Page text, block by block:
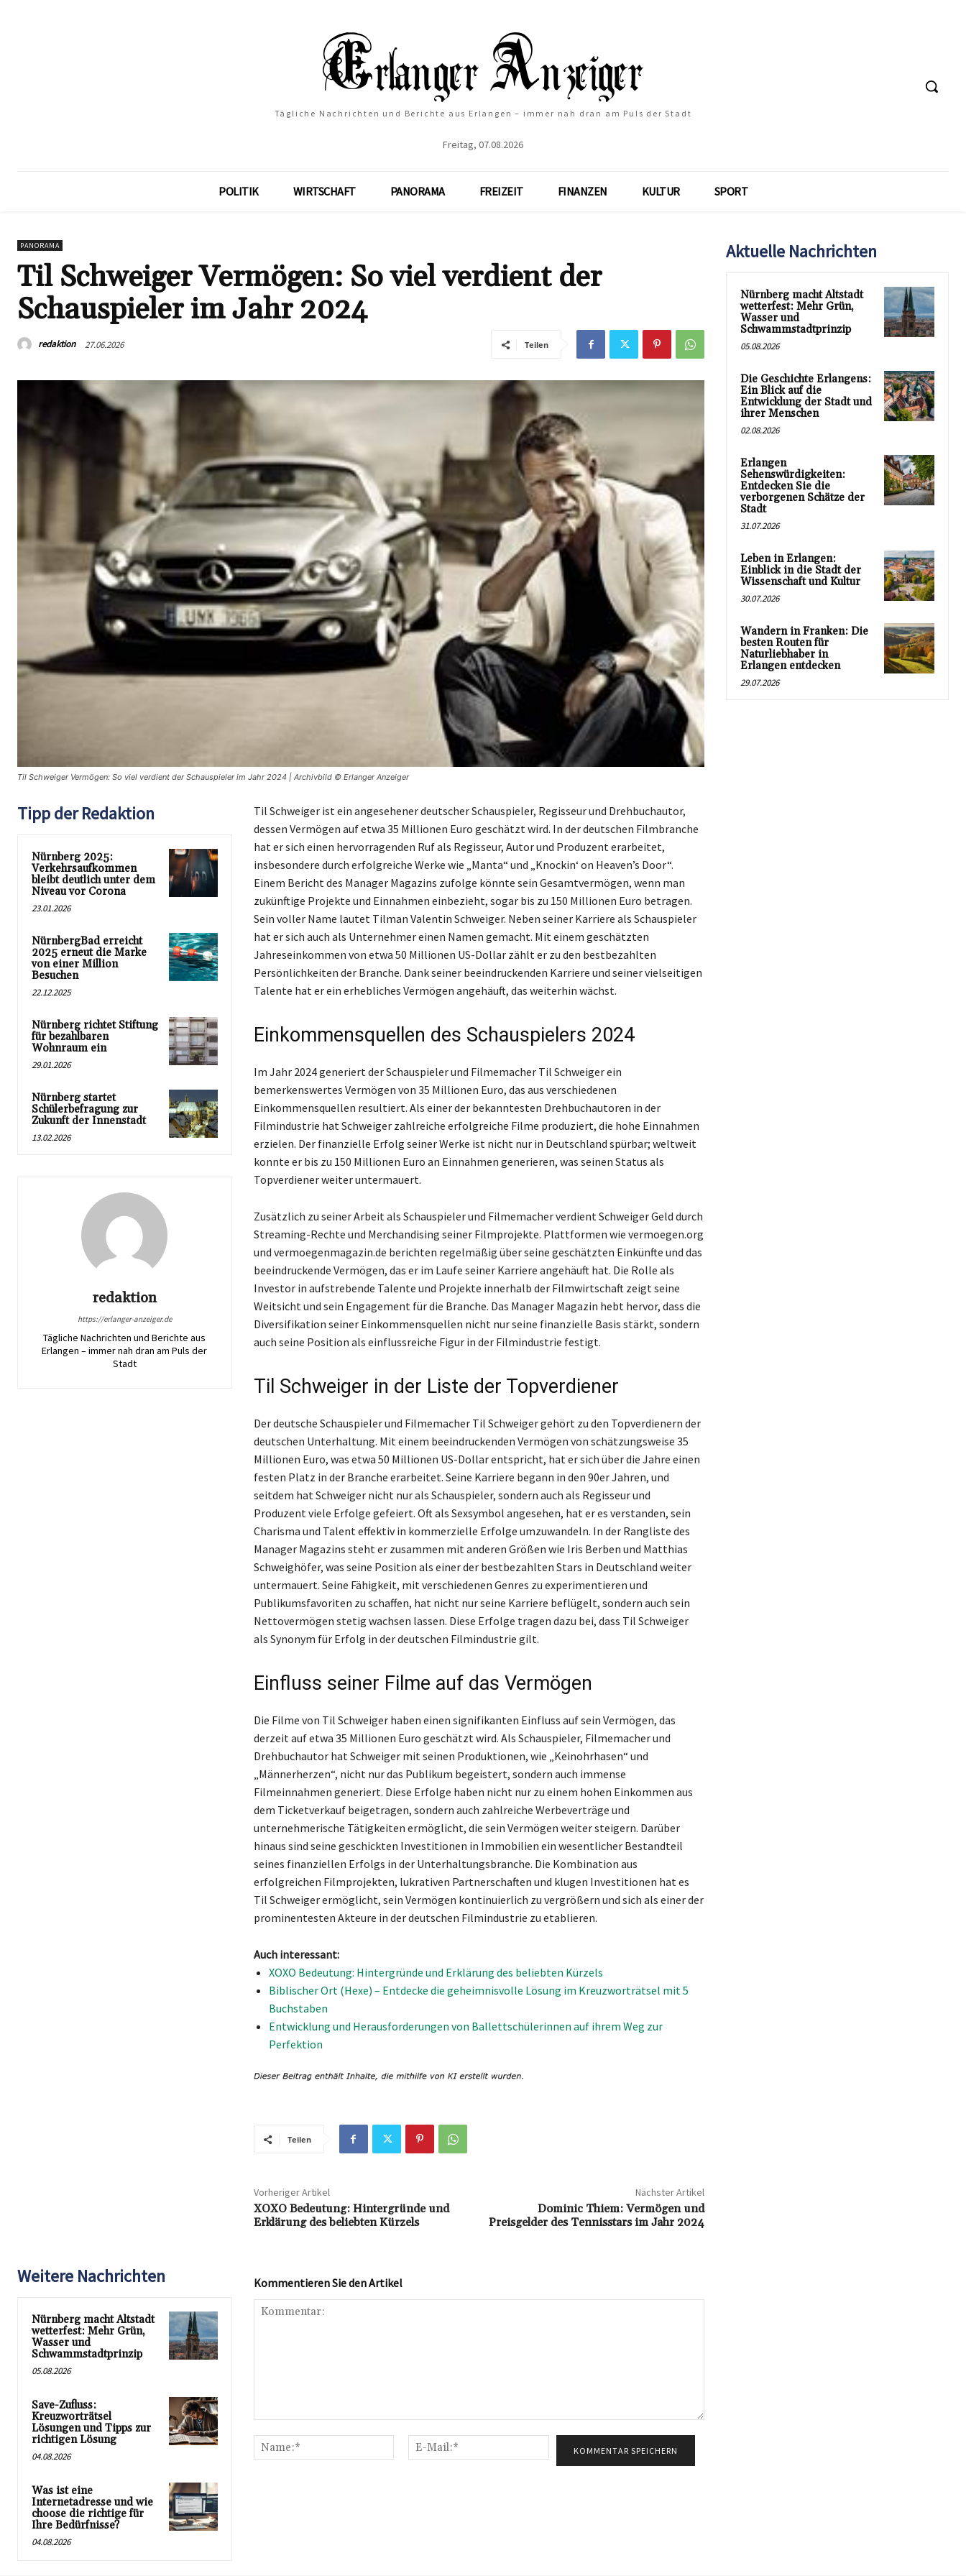
Tägliche Nachrichten und Berichte aus Erlangen – immer nah dran am Puls der Stadt
Freitag, 07.08.2026
POLITIK WIRTSCHAFT PANORAMA FREIZEIT FINANZEN KULTUR SPORT
PANORAMA
Til Schweiger Vermögen: So viel verdient der
Schauspieler im Jahr 2024
redaktion 27.06.2026 Teilen
Til Schweiger Vermögen: So viel verdient der Schauspieler im Jahr 2024 | Archivbild © Erlanger Anzeiger
Tipp der Redaktion
Nürnberg 2025:
Verkehrsaufkommen
bleibt deutlich unter dem
Niveau vor Corona
23.01.2026
NürnbergBad erreicht
2025 erneut die Marke
von einer Million
Besuchen
22.12.2025
Nürnberg richtet Stiftung
für bezahlbaren
Wohnraum ein
29.01.2026
Nürnberg startet
Schülerbefragung zur
Zukunft der Innenstadt
13.02.2026
redaktion
https://erlanger-anzeiger.de
Tägliche Nachrichten und Berichte aus
Erlangen – immer nah dran am Puls der
Stadt
Til Schweiger ist ein angesehener deutscher Schauspieler, Regisseur und Drehbuchautor,
dessen Vermögen auf etwa 35 Millionen Euro geschätzt wird. In der deutschen Filmbranche
hat er sich einen hervorragenden Ruf als Regisseur, Autor und Produzent erarbeitet,
insbesondere durch erfolgreiche Werke wie „Manta“ und „Knockin‘ on Heaven’s Door“.
Einem Bericht des Manager Magazins zufolge könnte sein Gesamtvermögen, wenn man
zukünftige Projekte und Einnahmen einbezieht, sogar bis zu 150 Millionen Euro betragen.
Sein voller Name lautet Tilman Valentin Schweiger. Neben seiner Karriere als Schauspieler
hat er sich auch als Unternehmer einen Namen gemacht. Mit einem geschätzten
Jahreseinkommen von etwa 50 Millionen US-Dollar zählt er zu den bestbezahlten
Persönlichkeiten der Branche. Dank seiner beeindruckenden Karriere und seiner vielseitigen
Talente hat er ein erhebliches Vermögen angehäuft, das weiterhin wächst.
Einkommensquellen des Schauspielers 2024
Im Jahr 2024 generiert der Schauspieler und Filmemacher Til Schweiger ein
bemerkenswertes Vermögen von 35 Millionen Euro, das aus verschiedenen
Einkommensquellen resultiert. Als einer der bekanntesten Drehbuchautoren in der
Filmindustrie hat Schweiger zahlreiche erfolgreiche Filme produziert, die hohe Einnahmen
erzielen. Der finanzielle Erfolg seiner Werke ist nicht nur in Deutschland spürbar; weltweit
konnte er bis zu 150 Millionen Euro an Einnahmen generieren, was seinen Status als
Topverdiener weiter untermauert.
Zusätzlich zu seiner Arbeit als Schauspieler und Filmemacher verdient Schweiger Geld durch
Streaming-Rechte und Merchandising seiner Filmprojekte. Plattformen wie vermoegen.org
und vermoegenmagazin.de berichten regelmäßig über seine geschätzten Einkünfte und das
beeindruckende Vermögen, das er im Laufe seiner Karriere angehäuft hat. Die Rolle als
Investor in aufstrebende Talente und Projekte innerhalb der Filmwirtschaft zeigt seine
Weitsicht und sein Engagement für die Branche. Das Manager Magazin hebt hervor, dass die
Diversifikation seiner Einkommensquellen nicht nur seine finanzielle Basis stärkt, sondern
auch seine Position als einflussreiche Figur in der Filmindustrie festigt.
Til Schweiger in der Liste der Topverdiener
Der deutsche Schauspieler und Filmemacher Til Schweiger gehört zu den Topverdienern der
deutschen Unterhaltung. Mit einem beeindruckenden Vermögen von schätzungsweise 35
Millionen Euro, was etwa 50 Millionen US-Dollar entspricht, hat er sich über die Jahre einen
festen Platz in der Branche erarbeitet. Seine Karriere begann in den 90er Jahren, und
seitdem hat Schweiger nicht nur als Schauspieler, sondern auch als Regisseur und
Produzent viele Erfolge gefeiert. Oft als Sexsymbol angesehen, hat er es verstanden, sein
Charisma und Talent effektiv in kommerzielle Erfolge umzuwandeln. In der Rangliste des
Manager Magazins steht er zusammen mit anderen Größen wie Iris Berben und Matthias
Schweighöfer, was seine Position als einer der bestbezahlten Stars in Deutschland weiter
untermauert. Seine Fähigkeit, mit verschiedenen Genres zu experimentieren und
Publikumsfavoriten zu schaffen, hat nicht nur seine Karriere beflügelt, sondern auch sein
Nettovermögen stetig wachsen lassen. Diese Erfolge tragen dazu bei, dass Til Schweiger
als Synonym für Erfolg in der deutschen Filmindustrie gilt.
Einfluss seiner Filme auf das Vermögen
Die Filme von Til Schweiger haben einen signifikanten Einfluss auf sein Vermögen, das
derzeit auf etwa 35 Millionen Euro geschätzt wird. Als Schauspieler, Filmemacher und
Drehbuchautor hat Schweiger mit seinen Produktionen, wie „Keinohrhasen“ und
„Männerherzen“, nicht nur das Publikum begeistert, sondern auch immense
Filmeinnahmen generiert. Diese Erfolge haben nicht nur zu einem hohen Einkommen aus
dem Ticketverkauf beigetragen, sondern auch zahlreiche Werbeverträge und
unternehmerische Tätigkeiten ermöglicht, die sein Vermögen weiter steigern. Darüber
hinaus sind seine geschickten Investitionen in Immobilien ein wesentlicher Bestandteil
seines finanziellen Erfolgs in der Unterhaltungsbranche. Die Kombination aus
erfolgreichen Filmprojekten, lukrativen Partnerschaften und klugen Investitionen hat es
Til Schweiger ermöglicht, sein Vermögen kontinuierlich zu vergrößern und sich als einer der
prominentesten Akteure in der deutschen Filmindustrie zu etablieren.
Auch interessant:
XOXO Bedeutung: Hintergründe und Erklärung des beliebten Kürzels
Biblischer Ort (Hexe) – Entdecke die geheimnisvolle Lösung im Kreuzworträtsel mit 5
Buchstaben
Entwicklung und Herausforderungen von Ballettschülerinnen auf ihrem Weg zur
Perfektion
Teilen
Vorheriger Artikel
XOXO Bedeutung: Hintergründe und
Erklärung des beliebten Kürzels
Nächster Artikel
Dominic Thiem: Vermögen und
Preisgelder des Tennisstars im Jahr 2024
Weitere Nachrichten
Nürnberg macht Altstadt
wetterfest: Mehr Grün,
Wasser und
Schwammstadtprinzip
05.08.2026
Save-Zufluss:
Kreuzworträtsel
Lösungen und Tipps zur
richtigen Lösung
04.08.2026
Was ist eine
Internetadresse und wie
choose die richtige für
Ihre Bedürfnisse?
04.08.2026
Kommentieren Sie den Artikel
Name:*
Mail:*
Aktuelle Nachrichten
Nürnberg macht Altstadt
wetterfest: Mehr Grün,
Wasser und
Schwammstadtprinzip
05.08.2026
Die Geschichte Erlangens:
Ein Blick auf die
Entwicklung der Stadt und
ihrer Menschen
02.08.2026
Erlangen
Sehenswürdigkeiten:
Entdecken Sie die
verborgenen Schätze der
Stadt
31.07.2026
Leben in Erlangen:
Einblick in die Stadt der
Wissenschaft und Kultur
30.07.2026
Wandern in Franken: Die
besten Routen für
Naturliebhaber in
Erlangen entdecken
29.07.2026